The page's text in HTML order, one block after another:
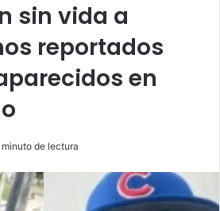
sin vida a
reportados
en
minuto de lectura